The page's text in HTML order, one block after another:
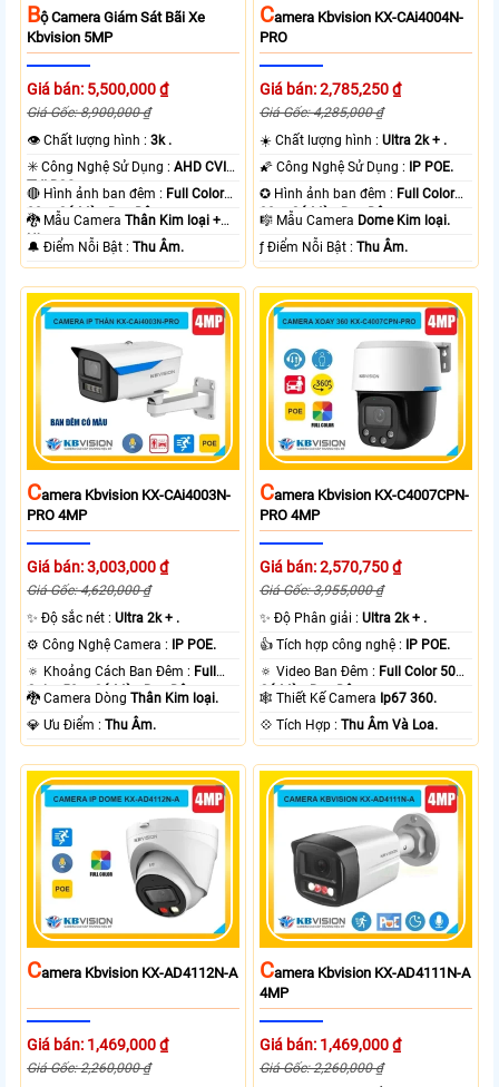
BỘ Camera Giám Sát Bãi Xe
Kbvision 5MP
Giá bán: 5,500,000 ₫
Giá Gốc: 8,900,000 ₫
👁 Chất lượng hình :3k .
✳️ Công Nghệ Sử Dụng :AHD CVI
TVI BCS.
🔴 Hình ảnh ban đêm : Full Color
80m Có Màu Ban Ðêm.
🐉️ Mẫu CameraThân Kim loại +
Nhựa.
️🔔 Điểm Nỗi Bật :Thu Âm.
CAmera Kbvision KX-CAi4004N-
PRO
Giá bán: 2,785,250 ₫
Giá Gốc: 4,285,000 ₫
☀️ Chất lượng hình :Ultra 2k + .
🌠 Công Nghệ Sử Dụng :
IP POE.
✪ Hình ảnh ban đêm : Full Color
30m Có Màu Ban Ðêm.
🎼️ Mẫu Camera Dome Kim loại.
️ƒ Điểm Nỗi Bật :Thu Âm.
CAmera Kbvision KX-CAi4003N-
PRO 4MP
Giá bán: 3,003,000 ₫
Giá Gốc: 4,620,000 ₫
✨ Độ sắc nét :Ultra 2k + .
⚙ Công Nghệ Camera : IP POE.
🔅 Khoảng Cách Ban Đêm : Full
Color 50m Có Màu Ban Ðêm.
🐉️ Camera DòngThân Kim loại.
️💎 Ưu Điểm :Thu Âm.
CAmera Kbvision KX-C4007CPN-
PRO 4MP
Giá bán: 2,570,750 ₫
Giá Gốc: 3,955,000 ₫
✨ Độ Phân giải :Ultra 2k + .
👍 Tích hợp công nghệ : IP POE.
🔅 Video Ban Đêm : Full Color 50m
Có Màu Ban Ðêm.
🕸️ Thiết Kế Camera Ip67 360.
️💠 Tích Hợp :Thu Âm Và Loa.
CAmera Kbvision KX-AD4112N-A
Giá bán: 1,469,000 ₫
Giá Gốc: 2,260,000 ₫
CAmera Kbvision KX-AD4111N-A
4MP
Giá bán: 1,469,000 ₫
Giá Gốc: 2,260,000 ₫